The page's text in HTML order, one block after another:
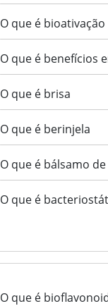
O que é bioativação
O que é benefícios
O que é brisa
O que é berinjela
O que é bálsamo
O que é
O que é